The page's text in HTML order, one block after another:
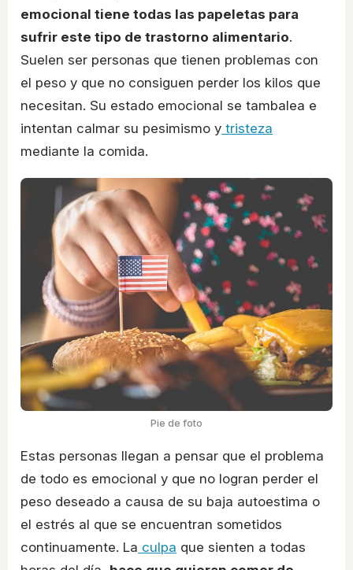
emocional tiene todas las papeletas para
sufrir este tipo de trastorno alimentario.
Suelen ser personas que tienen problemas con
el peso y que no consiguen perder los kilos que
necesitan. Su estado emocional se tambalea e
intentan calmar su pesimismo y tristeza
mediante la comida.
Pie de foto
Estas personas llegan a pensar que el problema
de todo es emocional y que no logran perder el
peso deseado a causa de su baja autoestima o
el estrés al que se encuentran sometidos
continuamente. La culpa que sienten a todas